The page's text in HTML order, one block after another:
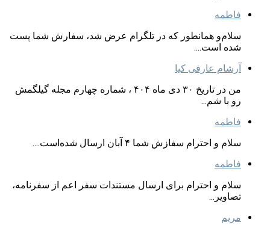
فاطمه
سلام‌و همانطور که در تلگرام عرض شد، سفارش شما پست
شده است....
آرشام عارفی کیا
من در تاریخ ۳۰ دی ماه ۴۰۴ ، شماره چهارم مجله گیلگمش
رو با شم...
فاطمه
سلام و احترام سفازش شما ۴ آبان ارسال شده‌است....
فاطمه
سلام و احترام برای ارسال مستندات سفر اعم از سفرنامه،
تصاویر...
مریم